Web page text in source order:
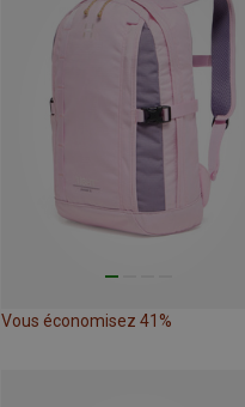
Vous économisez 41%